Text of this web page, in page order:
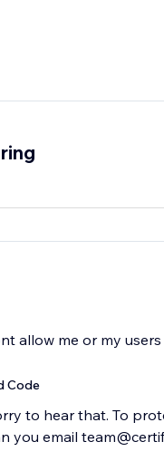
allow me or my
Code
to hear that. To
you email